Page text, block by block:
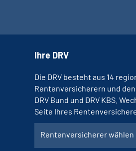
Ihre DRV
Die DRV besteht aus 14
Rentenversicherern und
DRV Bund und DRV KBS.
Seite Ihres
Rentenversicherer wählen